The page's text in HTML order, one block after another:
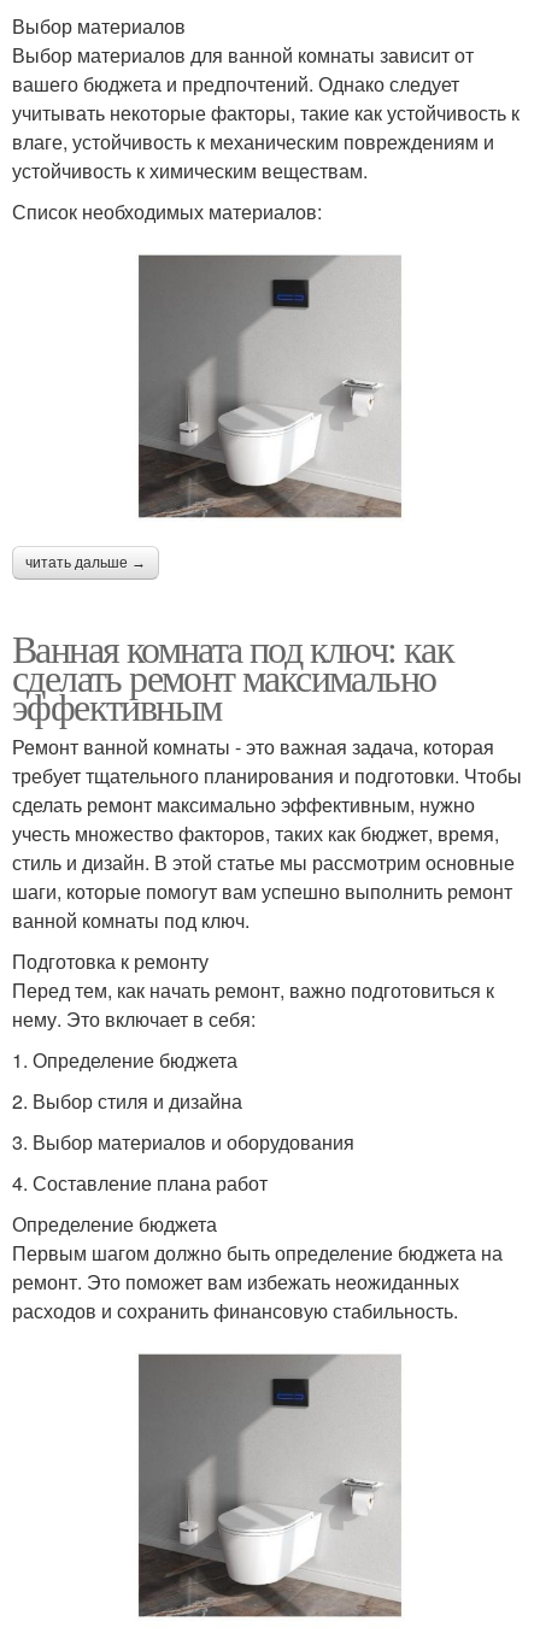
Выбор материалов
Выбор материалов для ванной комнаты зависит от
вашего бюджета и предпочтений. Однако следует
учитывать некоторые факторы, такие как устойчивость к
влаге, устойчивость к механическим повреждениям и
устойчивость к химическим веществам.
Список необходимых материалов:
читать дальше →
Ванная комната под ключ: как
сделать ремонт максимально
эффективным
Ремонт ванной комнаты - это важная задача, которая
требует тщательного планирования и подготовки. Чтобы
сделать ремонт максимально эффективным, нужно
учесть множество факторов, таких как бюджет, время,
стиль и дизайн. В этой статье мы рассмотрим основные
шаги, которые помогут вам успешно выполнить ремонт
ванной комнаты под ключ.
Подготовка к ремонту
Перед тем, как начать ремонт, важно подготовиться к
нему. Это включает в себя:
1. Определение бюджета
2. Выбор стиля и дизайна
3. Выбор материалов и оборудования
4. Составление плана работ
Определение бюджета
Первым шагом должно быть определение бюджета на
ремонт. Это поможет вам избежать неожиданных
расходов и сохранить финансовую стабильность.